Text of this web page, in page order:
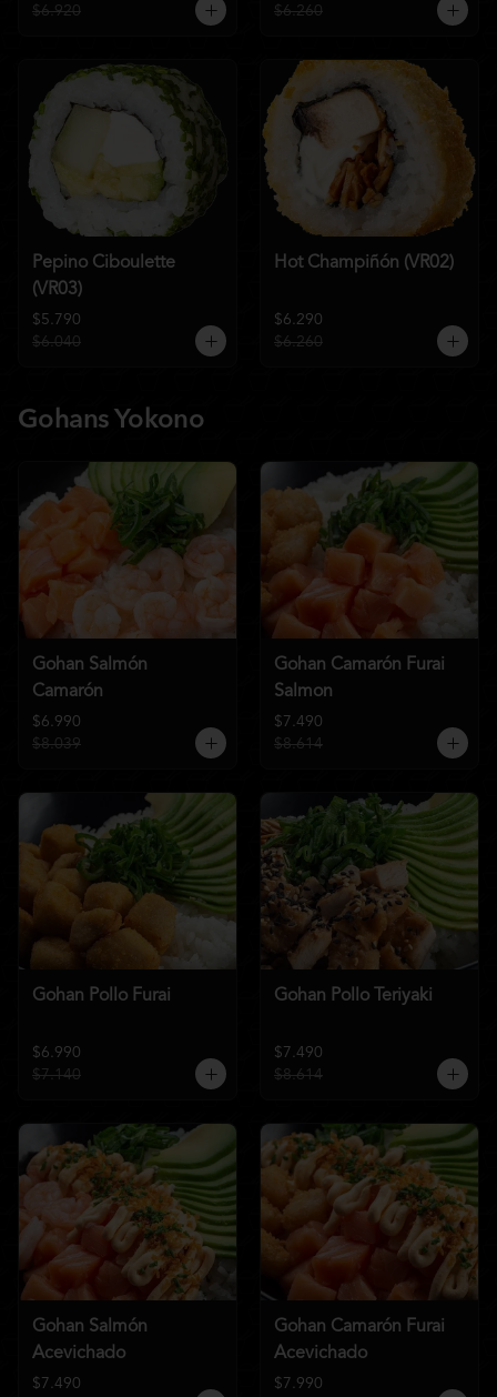
$6.920
$6.260
Pepino Ciboulette
(VR03)
$5.790
$6.040
Hot Champiñón (VR02)
$6.290
$6.260
Gohans Yokono
Gohan Salmón
Camarón
$6.990
$8.039
Gohan Camarón Furai
Salmon
$7.490
$8.614
Gohan Pollo Furai
$6.990
$7.140
Gohan Pollo Teriyaki
$7.490
$8.614
Gohan Salmón
Acevichado
$7.490
Gohan Camarón Furai
Acevichado
$7.990